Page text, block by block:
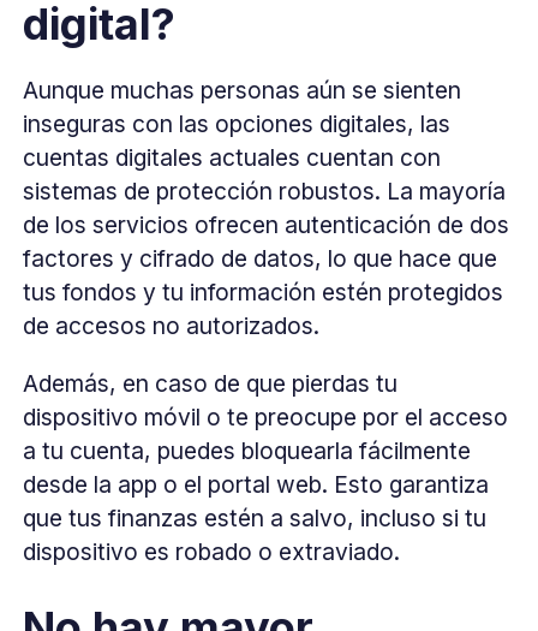
digital?
Aunque muchas personas aún se sienten
inseguras con las opciones digitales, las
cuentas digitales actuales cuentan con
sistemas de protección robustos. La mayoría
de los servicios ofrecen autenticación de dos
factores y cifrado de datos, lo que hace que
tus fondos y tu información estén protegidos
de accesos no autorizados.
Además, en caso de que pierdas tu
dispositivo móvil o te preocupe por el acceso
a tu cuenta, puedes bloquearla fácilmente
desde la app o el portal web. Esto garantiza
que tus finanzas estén a salvo, incluso si tu
dispositivo es robado o extraviado.